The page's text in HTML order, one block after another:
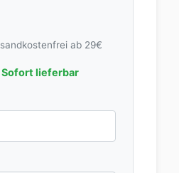
ab 29€
Sofort lieferbar